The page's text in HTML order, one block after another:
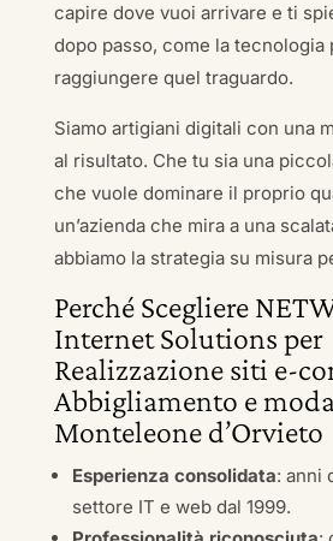
capire dove vuoi arrivare e ti
dopo passo, come la tecnologia
raggiungere quel traguardo.
Siamo artigiani digitali con una
al risultato. Che tu sia una
che vuole dominare il proprio
un’azienda che mira a una
abbiamo la strategia su misura
Perché Scegliere
Internet Solutions per
Realizzazione siti e-
Abbigliamento e
Monteleone d’Orvieto
Esperienza consolidata: anni
settore IT e web dal 1999.